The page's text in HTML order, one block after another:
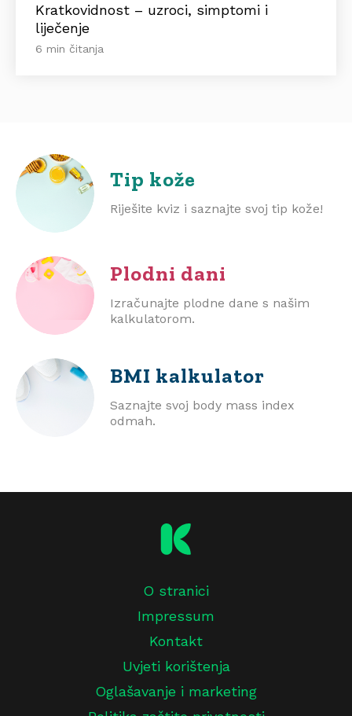
Kratkovidnost – uzroci, simptomi i
liječenje
6 min čitanja
Tip kože
Riješite kviz i saznajte svoj tip kože!
Plodni dani
Izračunajte plodne dane s našim
kalkulatorom.
BMI kalkulator
Saznajte svoj body mass index
odmah.
O stranici
Impressum
Kontakt
Uvjeti korištenja
Oglašavanje i marketing